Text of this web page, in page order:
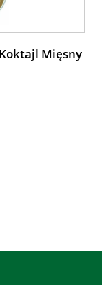
Mięsny